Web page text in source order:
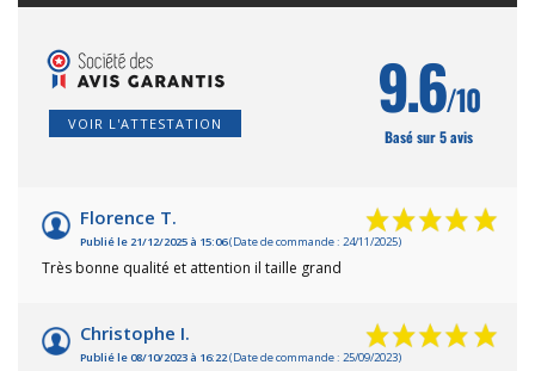
VOIR L'ATTESTATION 9.6/10
Basé sur 5 avis
Florence T.
Publié le 21/12/2025 à 15:06(Date de commande : 24/11/2025)
Très bonne qualité et attention il taille grand
Christophe I.
Publié le 08/10/2023 à 16:22(Date de commande : 25/09/2023)